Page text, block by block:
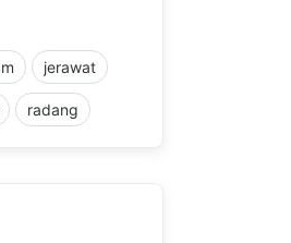
jerawat
radang